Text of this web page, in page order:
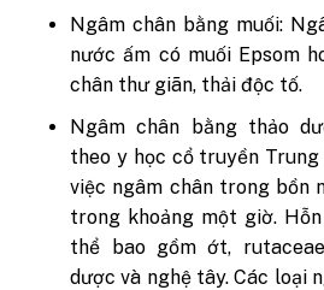
Ngâm chân bằng muối:
nước ấm có muối Epsom
chân thư giãn, thải độc tố.
Ngâm chân bằng thảo
theo y học cổ truyền Trung
việc ngâm chân trong bồn
trong khoảng một giờ.
thể bao gồm ớt,
dược và nghệ tây. Các loại